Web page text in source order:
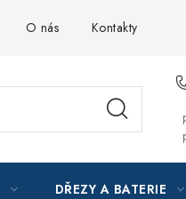
O nás Kontakty
DŘEZY A BATERIE